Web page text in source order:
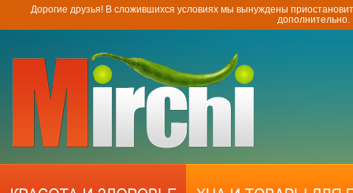
Дорогие друзья! В сложившихся условиях мы вынуждены